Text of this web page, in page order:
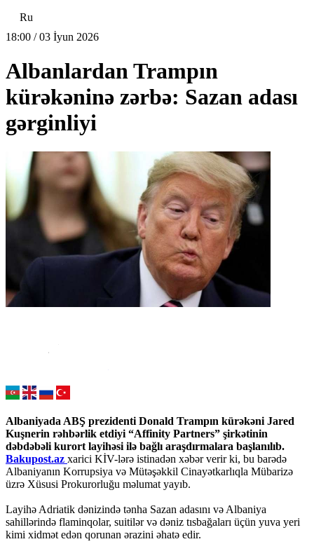
Ru
18:00 / 03 İyun 2026
Albanlardan Trampın
kürəkəninə zərbə: Sazan adası
gərginliyi
Albaniyada ABŞ prezidenti Donald Trampın kürəkəni Jared
Kuşnerin rəhbərlik etdiyi “Affinity Partners” şirkətinin
dəbdəbəli kurort layihəsi ilə bağlı araşdırmalara başlanılıb.
Bakupost.az xarici KİV-lərə istinadən xəbər verir ki, bu barədə
Albaniyanın Korrupsiya və Mütəşəkkil Cinayətkarlıqla Mübarizə
üzrə Xüsusi Prokurorluğu məlumat yayıb.
Layihə Adriatik dənizində tənha Sazan adasını və Albaniya
sahillərində flaminqolar, suitilər və dəniz tısbağaları üçün yuva yeri
kimi xidmət edən qorunan ərazini əhatə edir.